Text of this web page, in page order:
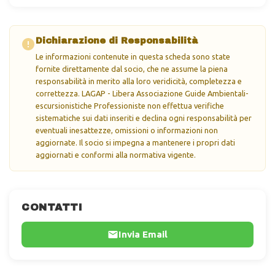
CONTATTI
Invia Email
Dichiarazione di Responsabilità
Le informazioni contenute in questa scheda sono state
fornite direttamente dal socio, che ne assume la piena
responsabilità in merito alla loro veridicità, completezza e
correttezza. LAGAP - Libera Associazione Guide Ambientali-
escursionistiche Professioniste non effettua verifiche
sistematiche sui dati inseriti e declina ogni responsabilità per
eventuali inesattezze, omissioni o informazioni non
aggiornate. Il socio si impegna a mantenere i propri dati
aggiornati e conformi alla normativa vigente.